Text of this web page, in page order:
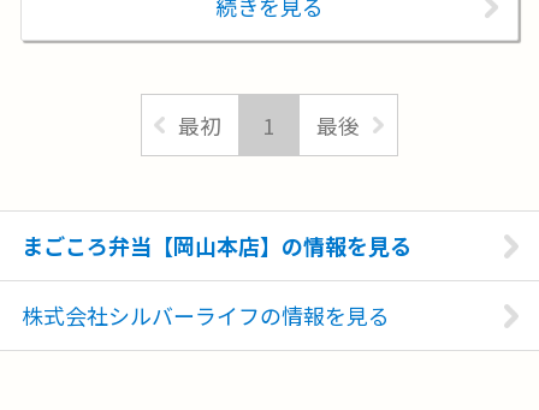
最初 1 最後
まごころ弁当【岡山本店】の情報を見る
株式会社シルバーライフの情報を見る